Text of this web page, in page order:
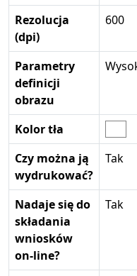
Rezolucja
(dpi)
600
Parametry
definicji
obrazu
Kolor tła
Czy można ją
wydrukować?
Tak
Nadaje się do
składania
wniosków
on-line?
Tak